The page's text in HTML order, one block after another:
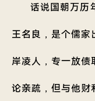
话说国朝万历
王名良，是个儒
岸凌人，专一放
论亲疏，但与他财